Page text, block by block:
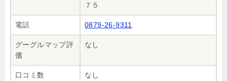
７５
電話 0879-26-9311
グーグルマップ評
価
なし
口コミ数 なし